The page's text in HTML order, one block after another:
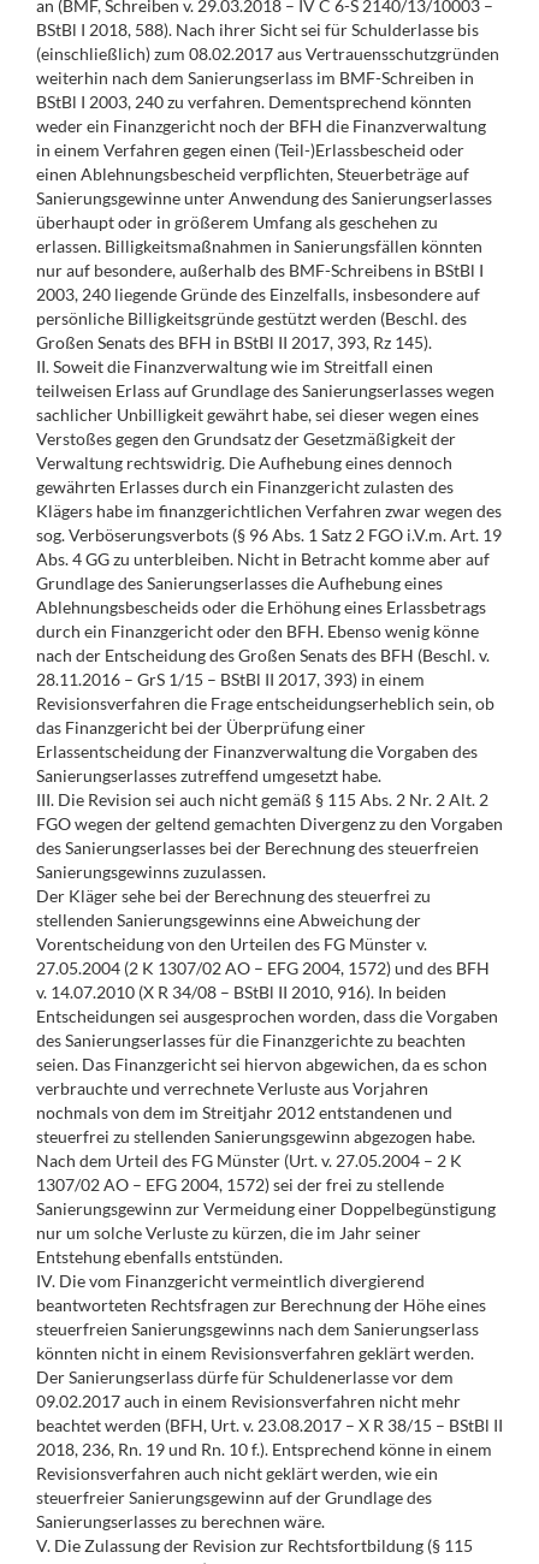
an (BMF, Schreiben v. 29.03.2018 – IV C 6-S 2140/13/10003 –
BStBl I 2018, 588). Nach ihrer Sicht sei für Schulderlasse bis
(einschließlich) zum 08.02.2017 aus Vertrauensschutzgründen
weiterhin nach dem Sanierungserlass im BMF-Schreiben in
BStBl I 2003, 240 zu verfahren. Dementsprechend könnten
weder ein Finanzgericht noch der BFH die Finanzverwaltung
in einem Verfahren gegen einen (Teil-)Erlassbescheid oder
einen Ablehnungsbescheid verpflichten, Steuerbeträge auf
Sanierungsgewinne unter Anwendung des Sanierungserlasses
überhaupt oder in größerem Umfang als geschehen zu
erlassen. Billigkeitsmaßnahmen in Sanierungsfällen könnten
nur auf besondere, außerhalb des BMF-Schreibens in BStBl I
2003, 240 liegende Gründe des Einzelfalls, insbesondere auf
persönliche Billigkeitsgründe gestützt werden (Beschl. des
Großen Senats des BFH in BStBl II 2017, 393, Rz 145).
II. Soweit die Finanzverwaltung wie im Streitfall einen
teilweisen Erlass auf Grundlage des Sanierungserlasses wegen
sachlicher Unbilligkeit gewährt habe, sei dieser wegen eines
Verstoßes gegen den Grundsatz der Gesetzmäßigkeit der
Verwaltung rechtswidrig. Die Aufhebung eines dennoch
gewährten Erlasses durch ein Finanzgericht zulasten des
Klägers habe im finanzgerichtlichen Verfahren zwar wegen des
sog. Verböserungsverbots (§ 96 Abs. 1 Satz 2 FGO i.V.m. Art. 19
Abs. 4 GG zu unterbleiben. Nicht in Betracht komme aber auf
Grundlage des Sanierungserlasses die Aufhebung eines
Ablehnungsbescheids oder die Erhöhung eines Erlassbetrags
durch ein Finanzgericht oder den BFH. Ebenso wenig könne
nach der Entscheidung des Großen Senats des BFH (Beschl. v.
28.11.2016 – GrS 1/15 – BStBl II 2017, 393) in einem
Revisionsverfahren die Frage entscheidungserheblich sein, ob
das Finanzgericht bei der Überprüfung einer
Erlassentscheidung der Finanzverwaltung die Vorgaben des
Sanierungserlasses zutreffend umgesetzt habe.
III. Die Revision sei auch nicht gemäß § 115 Abs. 2 Nr. 2 Alt. 2
FGO wegen der geltend gemachten Divergenz zu den Vorgaben
des Sanierungserlasses bei der Berechnung des steuerfreien
Sanierungsgewinns zuzulassen.
Der Kläger sehe bei der Berechnung des steuerfrei zu
stellenden Sanierungsgewinns eine Abweichung der
Vorentscheidung von den Urteilen des FG Münster v.
27.05.2004 (2 K 1307/02 AO – EFG 2004, 1572) und des BFH
v. 14.07.2010 (X R 34/08 – BStBl II 2010, 916). In beiden
Entscheidungen sei ausgesprochen worden, dass die Vorgaben
des Sanierungserlasses für die Finanzgerichte zu beachten
seien. Das Finanzgericht sei hiervon abgewichen, da es schon
verbrauchte und verrechnete Verluste aus Vorjahren
nochmals von dem im Streitjahr 2012 entstandenen und
steuerfrei zu stellenden Sanierungsgewinn abgezogen habe.
Nach dem Urteil des FG Münster (Urt. v. 27.05.2004 – 2 K
1307/02 AO – EFG 2004, 1572) sei der frei zu stellende
Sanierungsgewinn zur Vermeidung einer Doppelbegünstigung
nur um solche Verluste zu kürzen, die im Jahr seiner
Entstehung ebenfalls entstünden.
IV. Die vom Finanzgericht vermeintlich divergierend
beantworteten Rechtsfragen zur Berechnung der Höhe eines
steuerfreien Sanierungsgewinns nach dem Sanierungserlass
könnten nicht in einem Revisionsverfahren geklärt werden.
Der Sanierungserlass dürfe für Schuldenerlasse vor dem
09.02.2017 auch in einem Revisionsverfahren nicht mehr
beachtet werden (BFH, Urt. v. 23.08.2017 – X R 38/15 – BStBl II
2018, 236, Rn. 19 und Rn. 10 f.). Entsprechend könne in einem
Revisionsverfahren auch nicht geklärt werden, wie ein
steuerfreier Sanierungsgewinn auf der Grundlage des
Sanierungserlasses zu berechnen wäre.
V. Die Zulassung der Revision zur Rechtsfortbildung (§ 115